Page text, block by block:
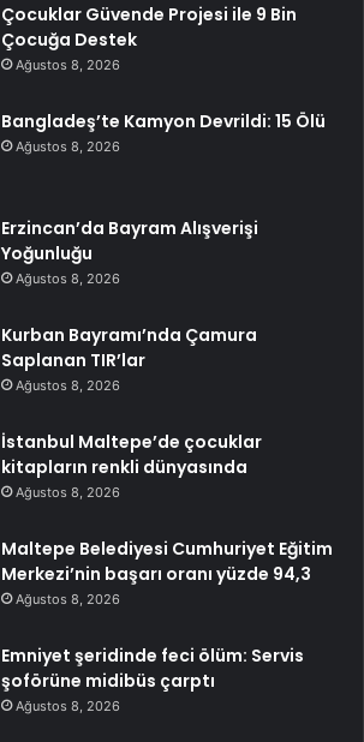
Çocuklar Güvende Projesi ile 9 Bin
Çocuğa Destek
Ağustos 8, 2026
Bangladeş’te Kamyon Devrildi: 15 Ölü
Ağustos 8, 2026
Erzincan’da Bayram Alışverişi
Yoğunluğu
Ağustos 8, 2026
Kurban Bayramı’nda Çamura
Saplanan TIR’lar
Ağustos 8, 2026
İstanbul Maltepe’de çocuklar
kitapların renkli dünyasında
Ağustos 8, 2026
Maltepe Belediyesi Cumhuriyet Eğitim
Merkezi’nin başarı oranı yüzde 94,3
Ağustos 8, 2026
Emniyet şeridinde feci ölüm: Servis
şoförüne midibüs çarptı
Ağustos 8, 2026